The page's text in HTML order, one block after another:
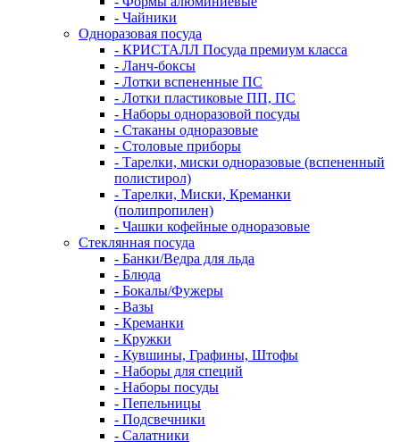
- Чайники
Одноразовая посуда
- КРИСТАЛЛ Посуда премиум класса
- Ланч-боксы
- Лотки вспененные ПС
- Лотки пластиковые ПП, ПС
- Наборы одноразовой посуды
- Стаканы одноразовые
- Столовые приборы
- Тарелки, миски одноразовые (вспененный
полистирол)
- Тарелки, Миски, Креманки
(полипропилен)
- Чашки кофейные одноразовые
Стеклянная посуда
- Банки/Ведра для льда
- Блюда
- Бокалы/Фужеры
- Вазы
- Креманки
- Кружки
- Кувшины, Графины, Штофы
- Наборы для специй
- Наборы посуды
- Пепельницы
- Подсвечники
- Салатники